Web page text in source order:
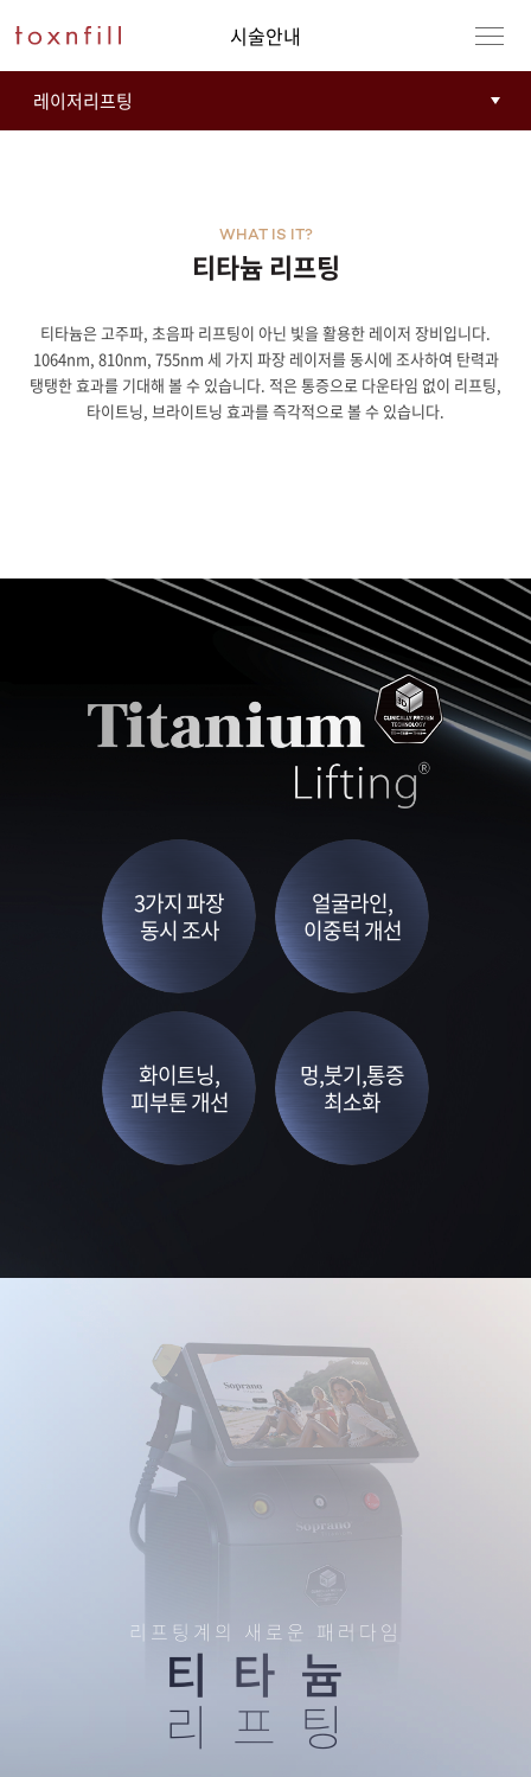
시술안내
티타늄 리프팅
WHAT IS IT?
티타늄은 고주파, 초음파 리프팅이 아닌 빛을 활용한 레이저 장비입니다.
1064nm, 810nm, 755nm 세 가지 파장 레이저를 동시에 조사하여 탄력과
탱탱한 효과를 기대해 볼 수 있습니다. 적은 통증으로 다운타임 없이 리프팅,
타이트닝, 브라이트닝 효과를 즉각적으로 볼 수 있습니다.
3가지 파장
동시 조사
얼굴라인,
이중턱 개선
화이트닝,
피부톤 개선
멍,붓기,통증
최소화
리프팅계의 새로운 패러다임
티타늄
리프팅